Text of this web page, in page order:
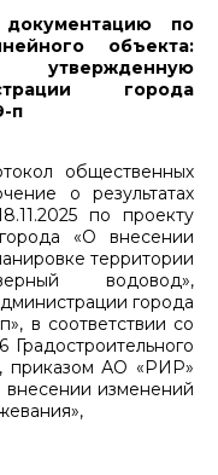
по
объекта:
города
п
общественных
о результатах
по проекту
«О внесении
территории
водовод»,
города
в соответствии со
Градостроительного
приказом АО «РИР»
изменений